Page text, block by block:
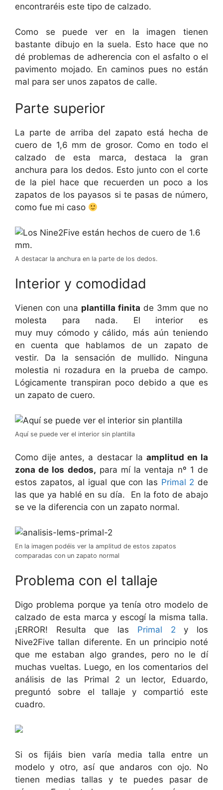
encontraréis este tipo de calzado.
Como se puede ver en la imagen tienen
bastante dibujo en la suela. Esto hace que no
dé problemas de adherencia con el asfalto o el
pavimento mojado. En caminos pues no están
mal para ser unos zapatos de calle.
Parte superior
La parte de arriba del zapato está hecha de
cuero de 1,6 mm de grosor. Como en todo el
calzado de esta marca, destaca la gran
anchura para los dedos. Esto junto con el corte
de la piel hace que recuerden un poco a los
zapatos de los payasos si te pasas de número,
como fue mi caso
A destacar la anchura en la parte de los dedos.
Interior y comodidad
Vienen con una plantilla finita de 3mm que no
molesta para nada. El interior es
muy muy cómodo y cálido, más aún teniendo
en cuenta que hablamos de un zapato de
vestir. Da la sensación de mullido. Ninguna
molestia ni rozadura en la prueba de campo.
Lógicamente transpiran poco debido a que es
un zapato de cuero.
Aquí se puede ver el interior sin plantilla
Como dije antes, a destacar la amplitud en la
zona de los dedos, para mí la ventaja nº 1 de
estos zapatos, al igual que con las Primal 2 de
las que ya hablé en su día.
En la foto de abajo
se ve la diferencia con un zapato normal.
En la imagen podéis ver la amplitud de estos zapatos
comparadas con un zapato normal
Problema con el tallaje
Digo problema porque ya tenía otro modelo de
calzado de esta marca y escogí la misma talla.
¡ERROR! Resulta que las Primal 2 y los
Nive2Five tallan diferente. En un principio noté
que me estaban algo grandes, pero no le dí
muchas vueltas. Luego, en los comentarios del
análisis de las Primal 2 un lector, Eduardo,
preguntó sobre el tallaje y compartió este
cuadro.
Si os fijáis bien varía media talla entre un
modelo y otro, así que andaros con ojo. No
tienen medias tallas y te puedes pasar de